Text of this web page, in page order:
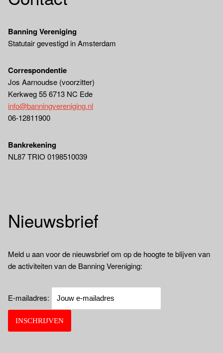
Banning Vereniging
Statutair gevestigd in Amsterdam
Correspondentie
Jos Aarnoudse (voorzitter)
Kerkweg 55 6713 NC Ede
info@banningvereniging.nl
06-12811900
Bankrekening
NL87 TRIO 0198510039
Nieuwsbrief
Meld u aan voor de nieuwsbrief om op de hoogte te blijven van
de activiteiten van de Banning Vereniging:
E-mailadres: